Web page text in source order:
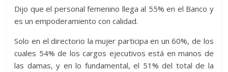
Dijo que el personal femenino llega al 55% en el Banco y
es un empoderamiento con calidad.
Solo en el directorio la mujer participa en un 60%, de los
cuales 54% de los cargos ejecutivos está en manos de
las damas, y en lo fundamental, el 51% del total de la